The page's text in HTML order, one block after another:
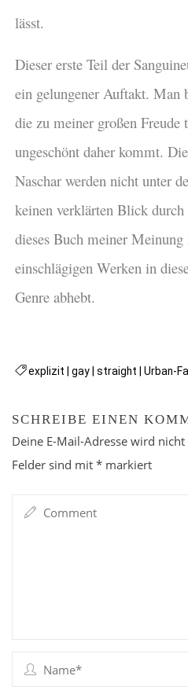
lässt.
Dieser erste Teil der
ein gelungener Auftakt. Man
die zu meiner großen Freude
ungeschönt daher kommt.
Naschar werden nicht unter
keinen verklärten Blick
dieses Buch meiner Meinung
einschlägigen Werken in
Genre abhebt.
explizit |gay |straight |Urban-
SCHREIBE EINEN
Deine E-Mail-Adresse wird
Felder sind mit* markiert